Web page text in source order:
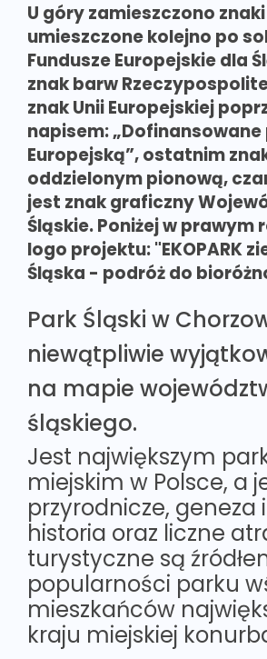
U góry zamieszczono
umieszczone kolejno po
Fundusze Europejskie dla
znak barw
znak Unii Europejskiej
napisem: „Dofinansowane
Europejską”, ostatnim
oddzielonym pionową,
jest znak graficzny
Śląskie. Poniżej w prawym
logo projektu: "EKOPARK
Śląska - podróż do
Park Śląski w
niewątpliwie
na mapie
śląskiego.
Jest największym
miejskim w Polsce, a
przyrodnicze, geneza
historia oraz liczne
turystyczne są
popularności parku
mieszkańców
kraju miejskiej